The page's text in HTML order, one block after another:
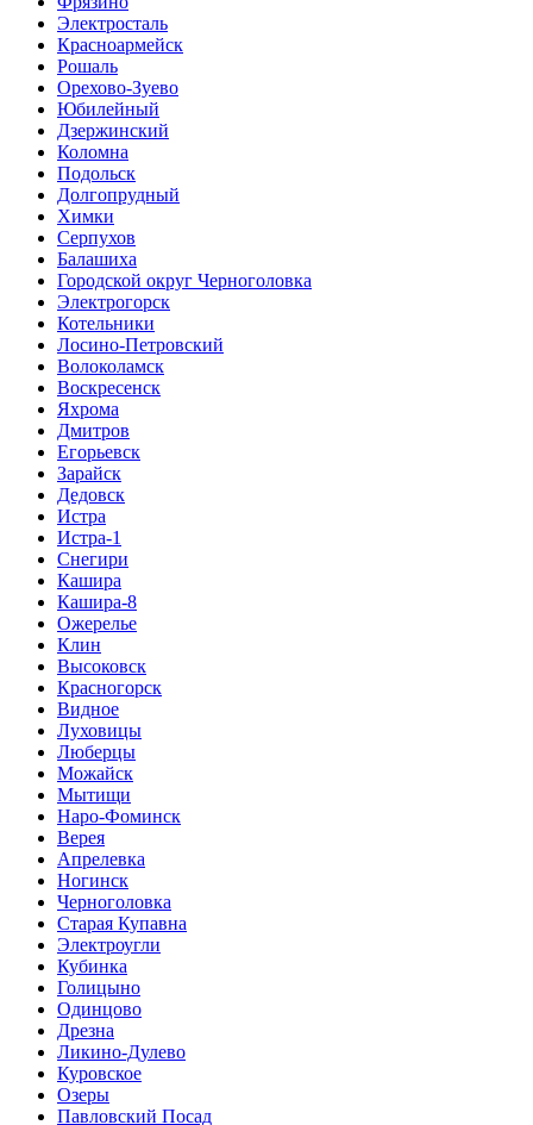
Электросталь
Красноармейск
Рошаль
Орехово-Зуево
Юбилейный
Дзержинский
Коломна
Подольск
Долгопрудный
Химки
Серпухов
Балашиха
Городской округ Черноголовка
Электрогорск
Котельники
Лосино-Петровский
Волоколамск
Воскресенск
Яхрома
Дмитров
Егорьевск
Зарайск
Дедовск
Истра
Истра-1
Снегири
Кашира
Кашира-8
Ожерелье
Клин
Высоковск
Красногорск
Видное
Луховицы
Люберцы
Можайск
Мытищи
Наро-Фоминск
Верея
Апрелевка
Ногинск
Черноголовка
Старая Купавна
Электроугли
Кубинка
Голицыно
Одинцово
Дрезна
Ликино-Дулево
Куровское
Озеры
Павловский Посад